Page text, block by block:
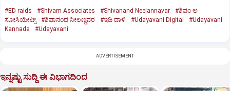
#ED raids #Shivam Associates #Shivanand Neelannavar
#ಶಿವಂ ಅ
ಸೋಸಿಯೇಟ್ಸ್
#ಶಿವಾನಂದ ನೀಲಣ್ಣವರ #ಇಡಿ ದಾಳಿ #Udayavani Digital
#Udayavani
Kannada
#Udayavani
ADVERTISEMENT
ಇನ್ನಷ್ಟು ಸುದ್ದಿ ಈ ವಿಭಾಗದಿಂದ